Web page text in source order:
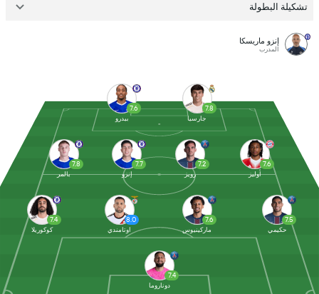
تشكيلة البطولة
إنزو ماريسكا
المدرب
7.6
ماركينيوس
7.4
دوناروما
7.2
رويز
7.4
كوكوريلا
7.8
جارسيا
7.7
إنزو
7.6
أوليز
7.6
بيدرو
7.5
حكيمي
8.0
اوتامندي
7.8
بالمر